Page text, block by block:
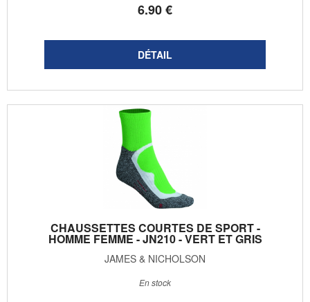
6.90€
CHAUSSETTES COURTES DE SPORT -
HOMME FEMME - JN210 - VERT ET GRIS
JAMES & NICHOLSON
En stock